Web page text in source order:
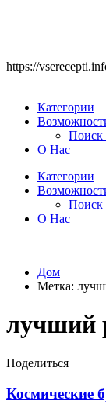
https://
Категории
Поиск
О Нас
Категории
Поиск
О Нас
Дом
Метка:
лучший
Поделиться
Космические